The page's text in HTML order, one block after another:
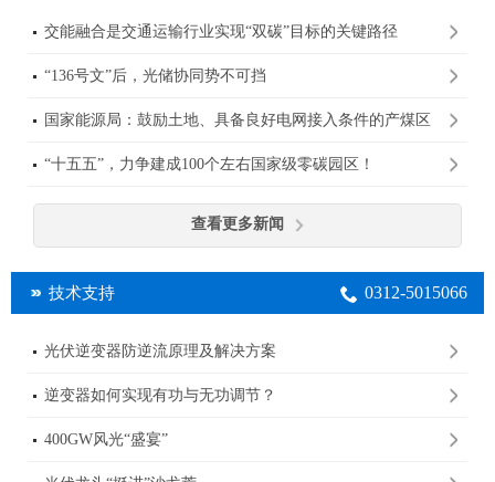
交能融合是交通运输行业实现“双碳”目标的关键路径
“136号文”后，光储协同势不可挡
国家能源局：鼓励土地、具备良好电网接入条件的产煤区
“十五五”，力争建成100个左右国家级零碳园区！
查看更多新闻
技术支持 0312-5015066
光伏逆变器防逆流原理及解决方案
逆变器如何实现有功与无功调节？
400GW风光“盛宴”